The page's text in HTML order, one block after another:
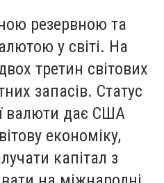
резервною та
у світі. На
третин світових
запасів. Статус
валюти дає США
економіку,
капітал з